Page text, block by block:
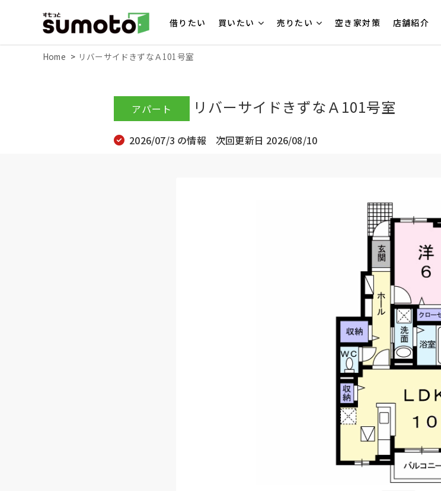
借りたい 買いたい 売りたい 空き家対策 店舗紹介
Home リバーサイドきずなＡ101号室
アパート リバーサイドきずなＡ101号室
2026/07/3 の情報 次回更新日 2026/08/10